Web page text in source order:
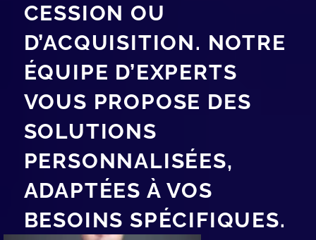
CESSION OU
D’ACQUISITION. NOTRE
ÉQUIPE D’EXPERTS
VOUS PROPOSE DES
SOLUTIONS
PERSONNALISÉES,
ADAPTÉES À VOS
BESOINS SPÉCIFIQUES.